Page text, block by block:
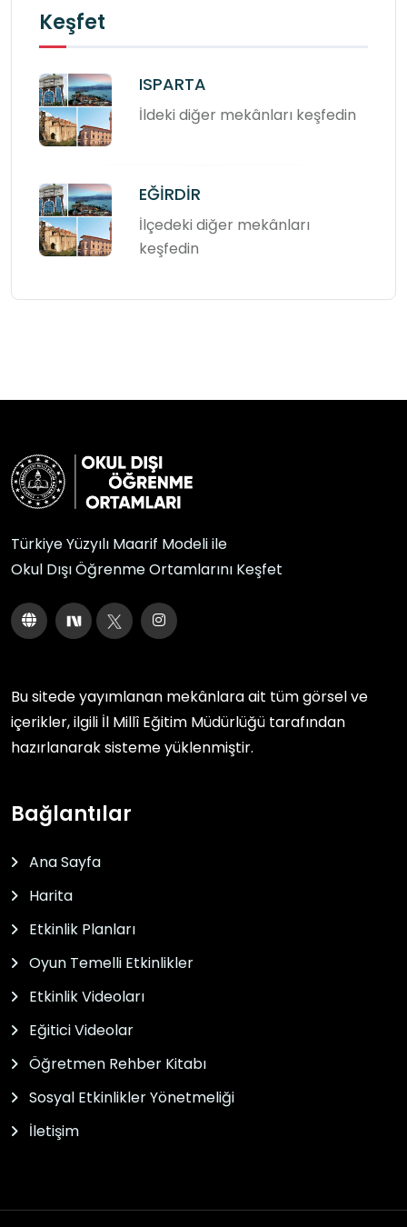
Keşfet
ISPARTA
İldeki diğer mekânları keşfedin
EĞİRDİR
İlçedeki diğer mekânları
keşfedin
Türkiye Yüzyılı Maarif Modeli ile
Okul Dışı Öğrenme Ortamlarını Keşfet
Bu sitede yayımlanan mekânlara ait tüm görsel ve
içerikler, ilgili İl Millî Eğitim Müdürlüğü tarafından
hazırlanarak sisteme yüklenmiştir.
Bağlantılar
Ana Sayfa
Harita
Etkinlik Planları
Oyun Temelli Etkinlikler
Etkinlik Videoları
Eğitici Videolar
Öğretmen Rehber Kitabı
Sosyal Etkinlikler Yönetmeliği
İletişim